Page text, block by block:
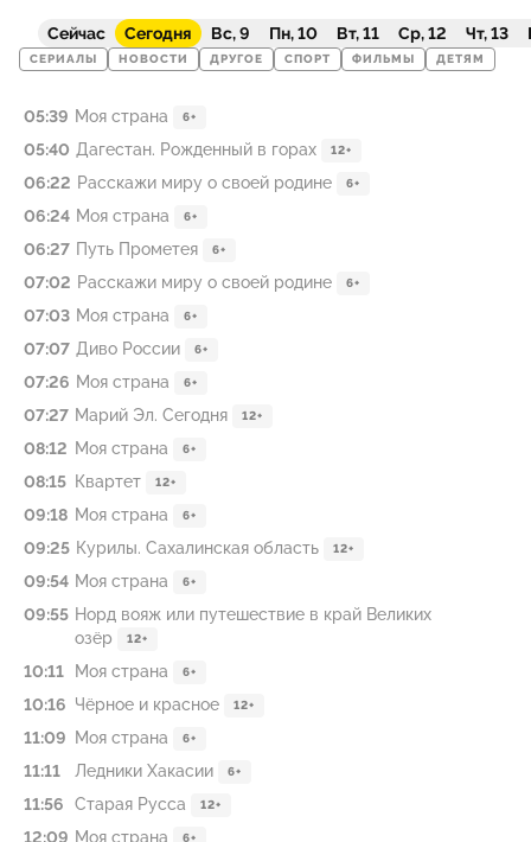
Сейчас Сегодня Вс, 9 Пн, 10 Вт, 11 Ср, 12 Чт, 13
СЕРИАЛЫ НОВОСТИ ДРУГОЕ СПОРТ ФИЛЬМЫ ДЕТЯМ
05:39 Моя страна 6+
05:40 Дагестан. Рожденный в горах 12+
06:22 Расскажи миру о своей родине 6+
06:24 Моя страна 6+
06:27 Путь Прометея 6+
07:02 Расскажи миру о своей родине 6+
07:03 Моя страна 6+
07:07 Диво России 6+
07:26 Моя страна 6+
07:27 Марий Эл. Сегодня 12+
08:12 Моя страна 6+
08:15 Квартет 12+
09:18 Моя страна 6+
09:25 Курилы. Сахалинская область 12+
09:54 Моя страна 6+
09:55 Норд вояж или путешествие в край Великих
озёр
12+
10:11 Моя страна 6+
10:16 Чёрное и красное 12+
11:09 Моя страна 6+
11:11 Ледники Хакасии 6+
11:56 Старая Русса 12+
12:09 Моя страна 6+